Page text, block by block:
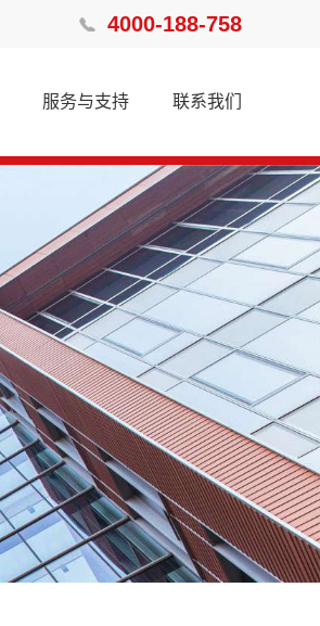
4000-188-758
服务与支持 联系我们